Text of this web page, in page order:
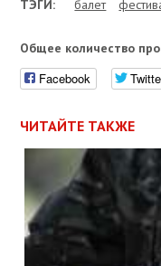
ТЭГИ: балет
Общее количество
Facebook
ЧИТАЙТЕ ТАКЖЕ